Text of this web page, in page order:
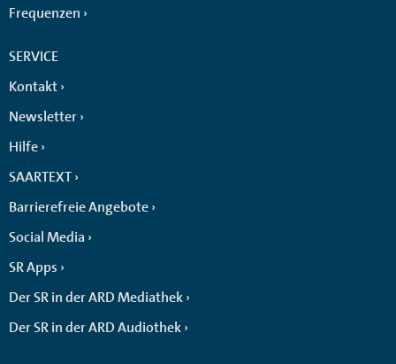
Frequenzen
SERVICE
Kontakt
Newsletter
Hilfe
SAARTEXT
Barrierefreie Angebote
Social Media
SR Apps
Der SR in der ARD Mediathek
Der SR in der ARD Audiothek